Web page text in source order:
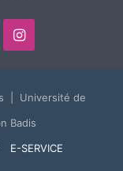
Instagram
| Université de
Badis
E-SERVICE